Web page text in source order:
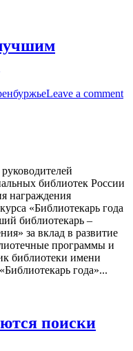
Leave a comment
библиотек России
награждения
«Библиотекарь года
библиотекарь –
за вклад в развитие
программы и
библиотеки имени
года»...
поиски